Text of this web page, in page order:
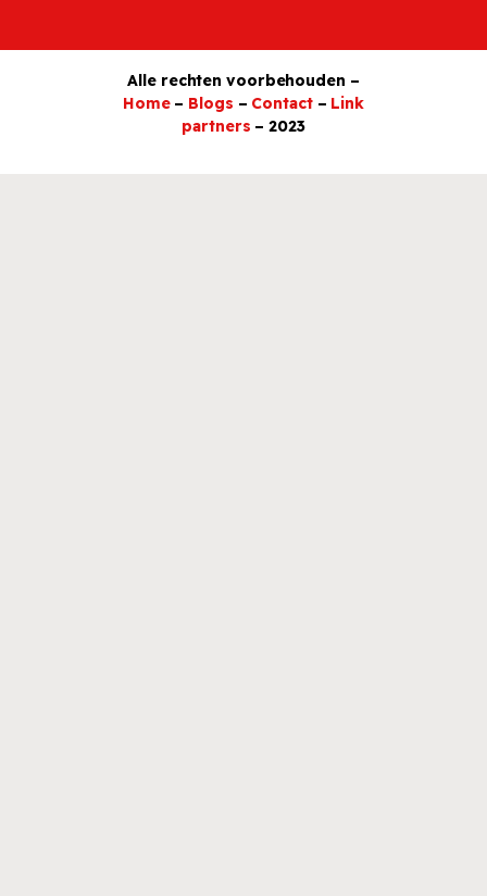
Alle rechten voorbehouden –
Home – Blogs – Contact – Link
partners – 2023